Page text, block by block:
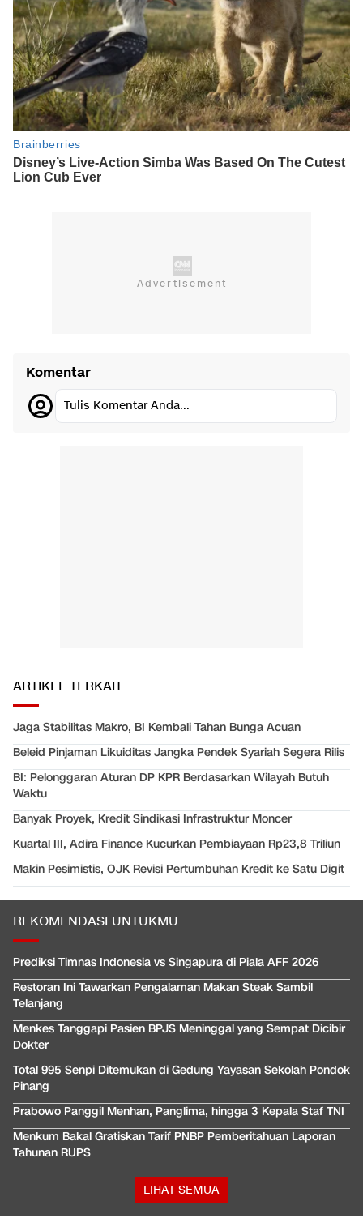
Komentar
Tulis Komentar Anda...
ARTIKEL TERKAIT
Jaga Stabilitas Makro, BI Kembali Tahan Bunga Acuan
Beleid Pinjaman Likuiditas Jangka Pendek Syariah Segera Rilis
BI: Pelonggaran Aturan DP KPR Berdasarkan Wilayah Butuh
Waktu
Banyak Proyek, Kredit Sindikasi Infrastruktur Moncer
Kuartal III, Adira Finance Kucurkan Pembiayaan Rp23,8 Triliun
Makin Pesimistis, OJK Revisi Pertumbuhan Kredit ke Satu Digit
REKOMENDASI UNTUKMU
Prediksi Timnas Indonesia vs Singapura di Piala AFF 2026
Restoran Ini Tawarkan Pengalaman Makan Steak Sambil
Telanjang
Menkes Tanggapi Pasien BPJS Meninggal yang Sempat Dicibir
Dokter
Total 995 Senpi Ditemukan di Gedung Yayasan Sekolah Pondok
Pinang
Prabowo Panggil Menhan, Panglima, hingga 3 Kepala Staf TNI
Menkum Bakal Gratiskan Tarif PNBP Pemberitahuan Laporan
Tahunan RUPS
LIHAT SEMUA